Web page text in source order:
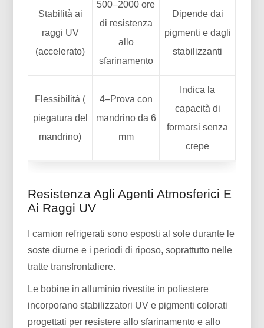
Stabilità ai
raggi UV
(accelerato)
500–2000 ore
di resistenza
allo
sfarinamento
Dipende dai
pigmenti e dagli
stabilizzanti
Flessibilità (
piegatura del
mandrino)
4–Prova con
mandrino da 6
mm
Indica la
capacità di
formarsi senza
crepe
Resistenza Agli Agenti Atmosferici E
Ai Raggi UV
I camion refrigerati sono esposti al sole durante le
soste diurne e i periodi di riposo, soprattutto nelle
tratte transfrontaliere.
Le bobine in alluminio rivestite in poliestere
incorporano stabilizzatori UV e pigmenti colorati
progettati per resistere allo sfarinamento e allo